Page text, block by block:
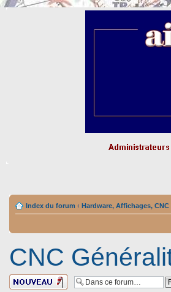
Index du forum ‹ Hardware, Affichages,
CNC
Ecrire un nouveau
sujet